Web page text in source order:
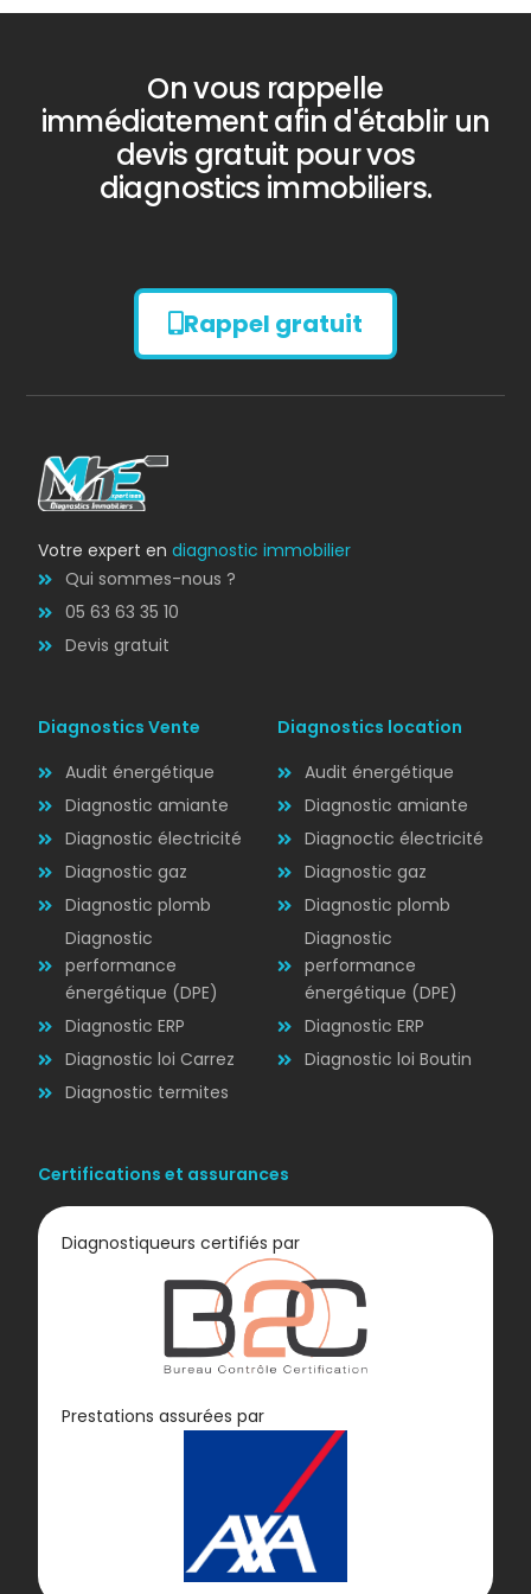
Diagnostic
AMIANTE
Diagnostic
ÉLECTRICITÉ
Diagnostic
On vous rappelle
immédiatement afin d'établir un
devis gratuit pour vos
diagnostics immobiliers.
Rappel gratuit
Votre expert endiagnostic immobilier
Qui sommes-nous ?
05 63 63 35 10
Devis gratuit
Diagnostics Vente
Audit énergétique
Diagnostic amiante
Diagnostic électricité
Diagnostic gaz
Diagnostic plomb
Diagnostic
performance
énergétique (DPE)
Diagnostic ERP
Diagnostic loi Carrez
Diagnostic termites
Diagnostics location
Audit énergétique
Diagnostic amiante
Diagnoctic électricité
Diagnostic gaz
Diagnostic plomb
Diagnostic
performance
énergétique (DPE)
Diagnostic ERP
Diagnostic loi Boutin
Certifications et assurances
Diagnostiqueurs certifiés par
Prestations assurées par